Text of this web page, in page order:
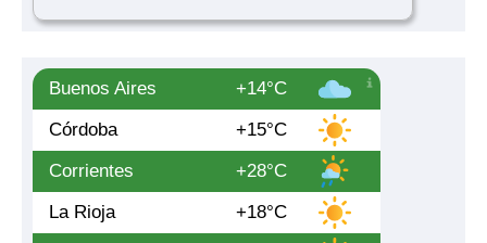
Buenos Aires
+14°C
Córdoba
+15°C
Corrientes
+28°C
La Rioja
+18°C